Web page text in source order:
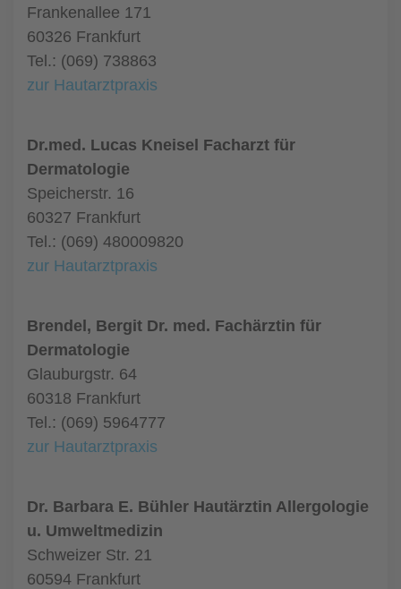
Frankenallee 171
60326 Frankfurt
Tel.: (069) 738863
zur Hautarztpraxis
Dr.med. Lucas Kneisel Facharzt für
Dermatologie
Speicherstr. 16
60327 Frankfurt
Tel.: (069) 480009820
zur Hautarztpraxis
Brendel, Bergit Dr. med. Fachärztin für
Dermatologie
Glauburgstr. 64
60318 Frankfurt
Tel.: (069) 5964777
zur Hautarztpraxis
Dr. Barbara E. Bühler Hautärztin Allergologie
u. Umweltmedizin
Schweizer Str. 21
60594 Frankfurt